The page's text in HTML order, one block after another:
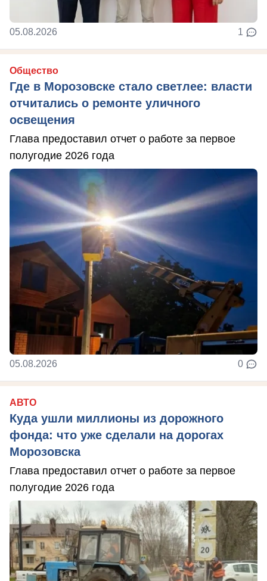
05.08.2026 1
Общество
Где в Морозовске стало светлее: власти
отчитались о ремонте уличного
освещения
Глава предоставил отчет о работе за первое
полугодие 2026 года
05.08.2026 0
АВТО
Куда ушли миллионы из дорожного
фонда: что уже сделали на дорогах
Морозовска
Глава предоставил отчет о работе за первое
полугодие 2026 года